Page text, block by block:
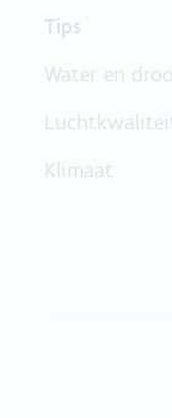
Tips
Water en
Klimaat